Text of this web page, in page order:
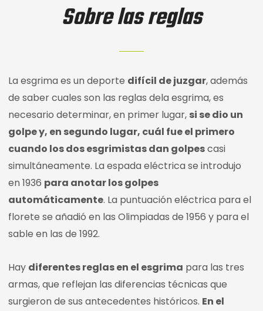
Sobre las reglas
La esgrima es un deporte difícil de juzgar, además
de saber cuales son las reglas dela esgrima, es
necesario determinar, en primer lugar, si se dio un
golpe y, en segundo lugar, cuál fue el primero
cuando los dos esgrimistas dan golpescasi
simultáneamente. La espada eléctrica se introdujo
en 1936 para anotar los golpes
automáticamente. La puntuación eléctrica para el
florete se añadió en las Olimpiadas de 1956 y para el
sable en las de 1992.
Hay diferentes reglas en el esgrima para las tres
armas, que reflejan las diferencias técnicas que
surgieron de sus antecedentes históricos. En el